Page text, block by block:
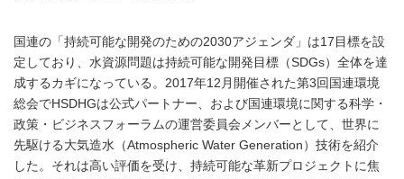
国連の「持続可能な開発のための2030アジェンダ」は17目標を設
定しており、水資源問題は持続可能な開発目標（SDGs）全体を達
成するカギになっている。2017年12月開催された第3回国連環境
総会でHSDHGは公式パートナー、および国連環境に関する科学・
政策・ビジネスフォーラムの運営委員会メンバーとして、世界に
先駆ける大気造水（Atmospheric Water Generation）技術を紹介
した。それは高い評価を受け、持続可能な革新プロジェクトに焦